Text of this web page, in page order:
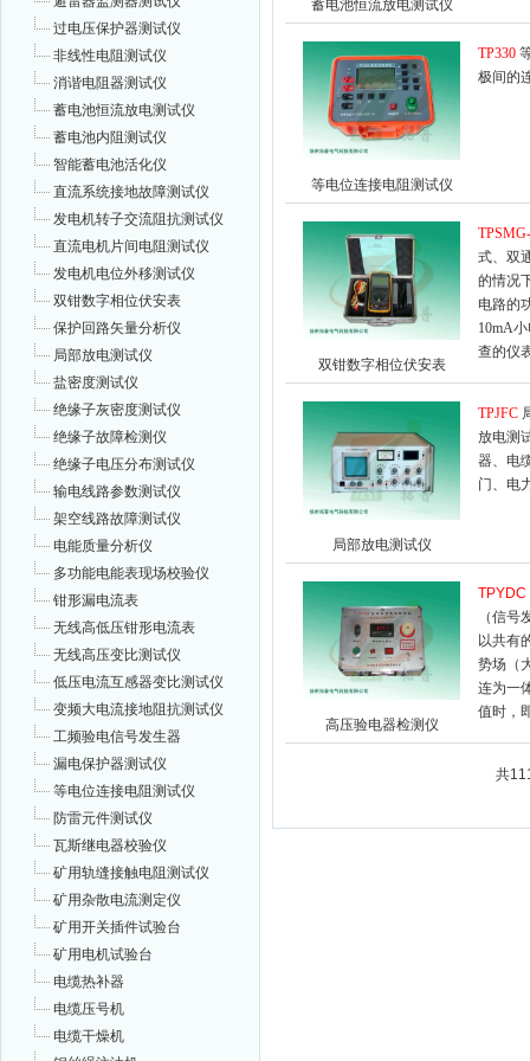
过电压保护器测试仪
非线性电阻测试仪
消谐电阻器测试仪
蓄电池恒流放电测试仪
蓄电池内阻测试仪
智能蓄电池活化仪
直流系统接地故障测试仪
发电机转子交流阻抗测试仪
直流电机片间电阻测试仪
发电机电位外移测试仪
双钳数字相位伏安表
保护回路矢量分析仪
局部放电测试仪
盐密度测试仪
绝缘子灰密度测试仪
绝缘子故障检测仪
绝缘子电压分布测试仪
输电线路参数测试仪
架空线路故障测试仪
电能质量分析仪
多功能电能表现场校验仪
钳形漏电流表
无线高低压钳形电流表
无线高压变比测试仪
低压电流互感器变比测试仪
变频大电流接地阻抗测试仪
工频验电信号发生器
漏电保护器测试仪
等电位连接电阻测试仪
防雷元件测试仪
瓦斯继电器校验仪
矿用轨缝接触电阻测试仪
矿用杂散电流测定仪
矿用开关插件试验台
矿用电机试验台
电缆热补器
电缆压号机
电缆干燥机
蓄电池恒流放电测试仪
等电位连接电阻测试仪
TP330
极间的
双钳数字相位伏安表
式、双
的情况
电路的
10mA
查的仪
局部放电测试仪
TPJFC
放电测
器、电
门、电
高压验电器检测仪
TPYDC
（信
以共有
势场（
连为一
值时，
共